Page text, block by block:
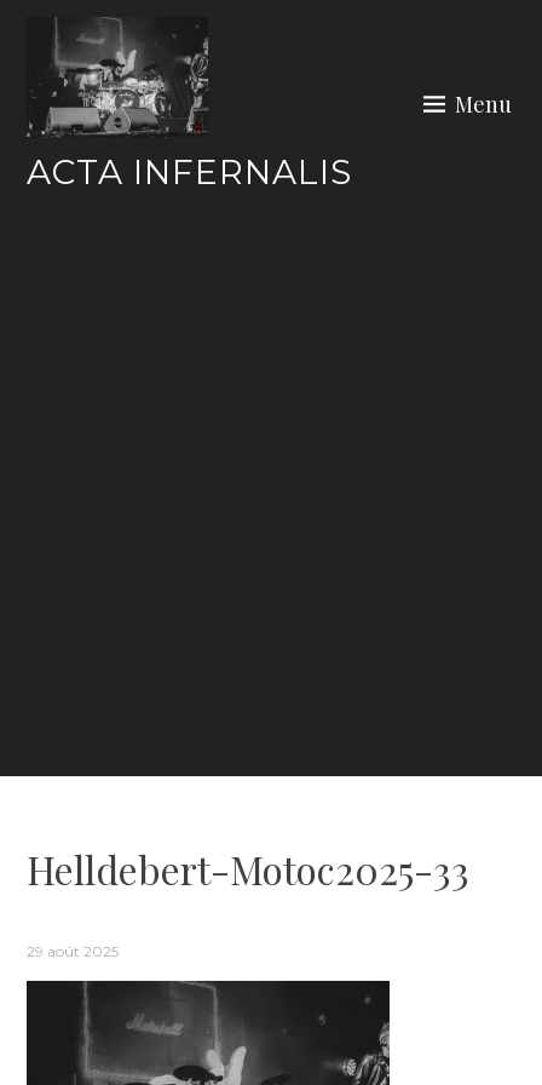
content
ACTA INFERNALIS
Menu
Helldebert-Motoc2025-33
29 août 2025